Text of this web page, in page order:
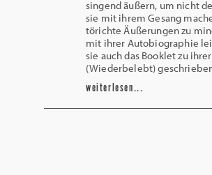
singend äußern, um nicht
sie mit ihrem Gesang
törichte Äußerungen zu
mit ihrer Autobiographie
sie auch das Booklet zu
(Wiederbelebt)
weiterlesen...